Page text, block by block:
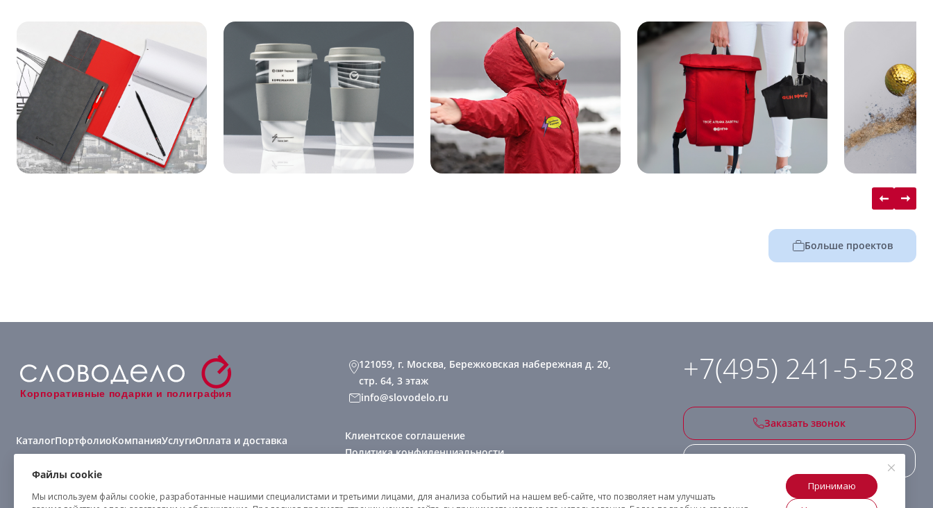
Больше проектов
Корпоративные подарки и полиграфия
КаталогПортфолиоКомпанияУслугиОплата и доставка
Виды нанесения
121059, г. Москва, Бережковская набережная д. 20,
стр. 64, 3 этаж
info@slovodelo.ru
+7(495) 241-5-528
Заказать звонок
Клиентское соглашение
Политика конфиденциальности
Файлы cookie
Мы используем файлы cookie, разработанные нашими специалистами и третьими лицами, для анализа событий на нашем веб-сайте, что позволяет нам улучшать
Принимаю